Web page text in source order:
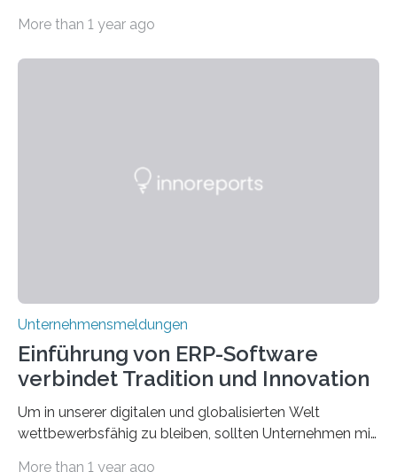
Wendungen die Hauptrolle spielen. Doch haben Sie
Goldankauf einige Lehren. In Rumpelstilzchen wird das
More than 1 year ago
Unternehmensmeldungen
Einführung von ERP-Software
verbindet Tradition und Innovation
Um in unserer digitalen und globalisierten Welt
wettbewerbsfähig zu bleiben, sollten Unternehmen mit
More than 1 year ago